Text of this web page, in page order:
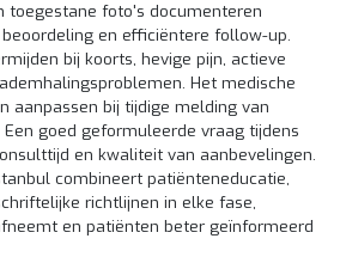
toegestane foto's documenteren
en efficiëntere follow-up.
bij koorts, hevige pijn, actieve
Het medische
aanpassen bij tijdige melding van
goed geformuleerde vraag tijdens
en kwaliteit van aanbevelingen.
combineert patiënteneducatie,
richtlijnen in elke fase,
en patiënten beter geïnformeerd